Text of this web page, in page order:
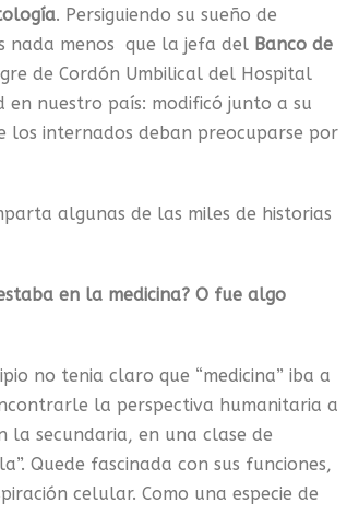
. Persiguiendo su sueño de
nada menos que la jefa del Banco de
de Cordón Umbilical del Hospital
nuestro país: modificó junto a su
los internados deban preocuparse por
algunas de las miles de historias
en la medicina? O fue algo
no tenia claro que “medicina” iba a
la perspectiva humanitaria a
la secundaria, en una clase de
Quede fascinada con sus funciones,
celular. Como una especie de